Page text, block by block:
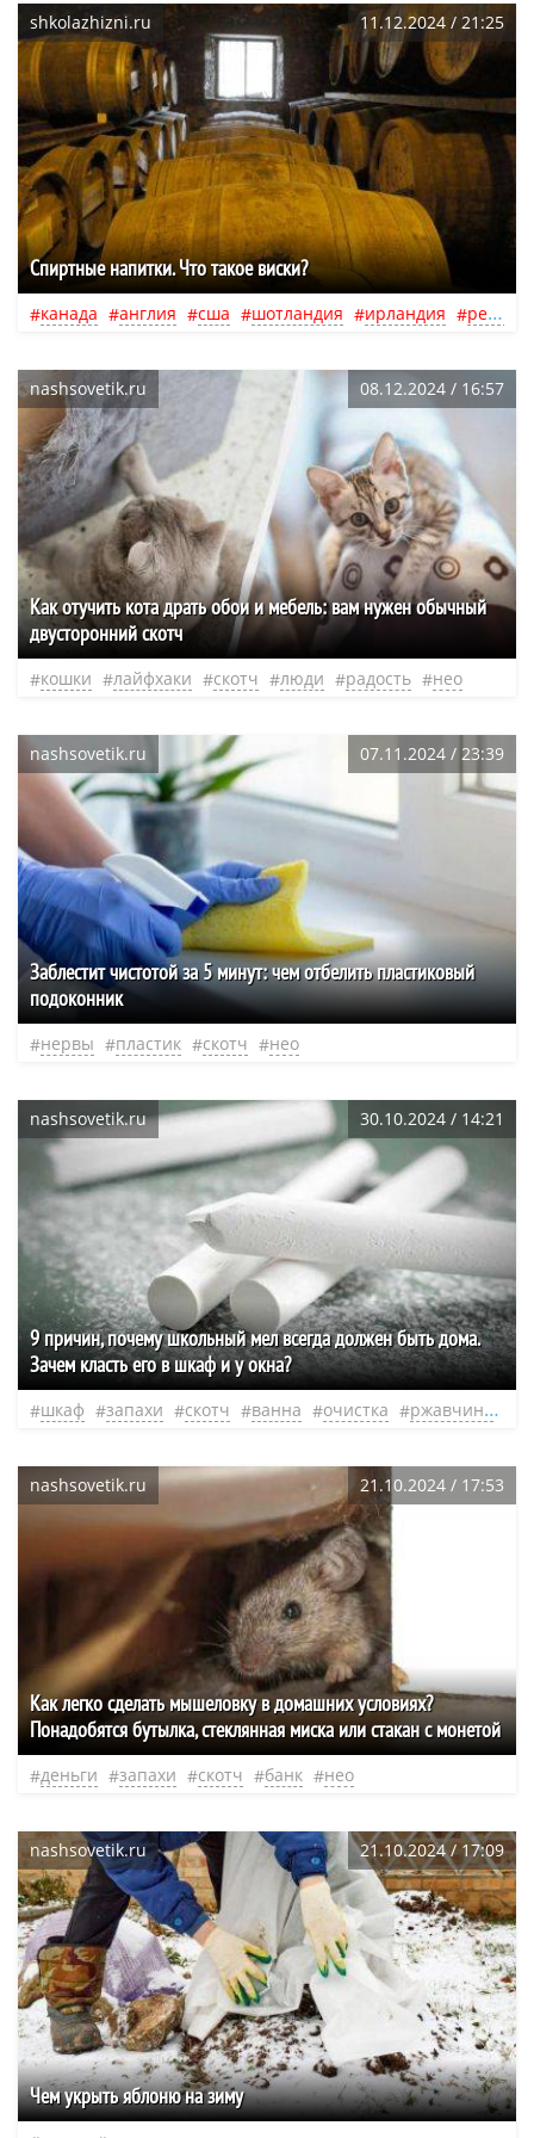
shkolazhizni.ru 11.12.2024 / 21:25
Спиртные напитки. Что такое виски?
канада англия сша шотландия ирландия республика коми
nashsovetik.ru 08.12.2024 / 16:57
Как отучить кота драть обои и мебель: вам нужен обычный
двусторонний скотч
кошки лайфхаки скотч люди радость нео
nashsovetik.ru 07.11.2024 / 23:39
Заблестит чистотой за 5 минут: чем отбелить пластиковый
подоконник
нервы пластик скотч нео
nashsovetik.ru 30.10.2024 / 14:21
9 причин, почему школьный мел всегда должен быть дома.
Зачем класть его в шкаф и у окна?
шкаф запахи скотч ванна очистка ржавчина
nashsovetik.ru 21.10.2024 / 17:53
Как легко сделать мышеловку в домашних условиях?
Понадобятся бутылка, стеклянная миска или стакан с монетой
деньги запахи скотч банк нео
nashsovetik.ru 21.10.2024 / 17:09
Чем укрыть яблоню на зиму